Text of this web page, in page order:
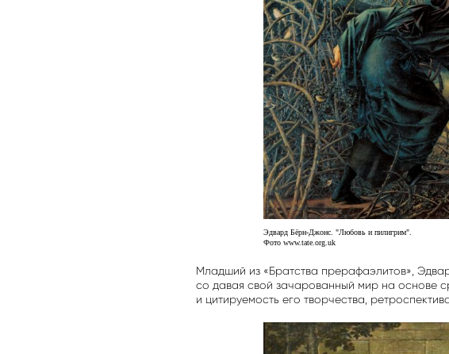
Эдвард Бёрн-Джонс. "Любовь и пилигрим".
Фото www.tate.org.uk
Младший из «Братства прерафаэлитов»,
со давая свой зачарованный мир на основе
и цитируемость его творчества,